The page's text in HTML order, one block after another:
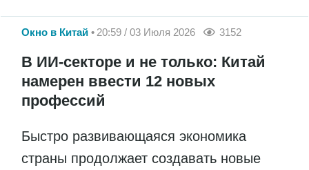
Окно в Китай 20:59 / 03 Июля 2026 3152
В ИИ-секторе и не только: Китай
намерен ввести 12 новых
профессий
Быстро развивающаяся экономика
страны продолжает создавать новые